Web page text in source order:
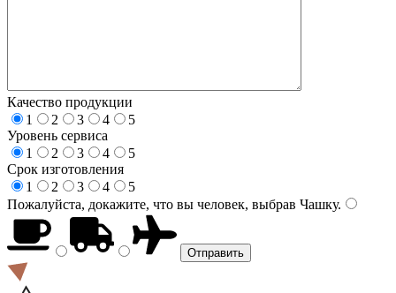
Качество продукции
1
2 3 4
5
Уровень сервиса
1
2 3 4
5
Срок изготовления
1
2 3 4
5
Пожалуйста, докажите, что вы человек, выбрав Чашку.